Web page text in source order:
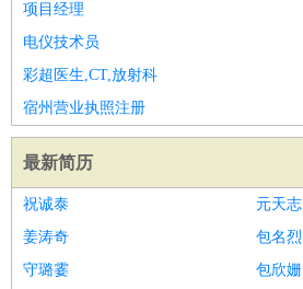
项目经理
电仪技术员
彩超医生,CT,放射科
宿州营业执照注册
最新简历
祝诚泰
元天志
姜涛奇
包名烈
守璐霎
包欣姗